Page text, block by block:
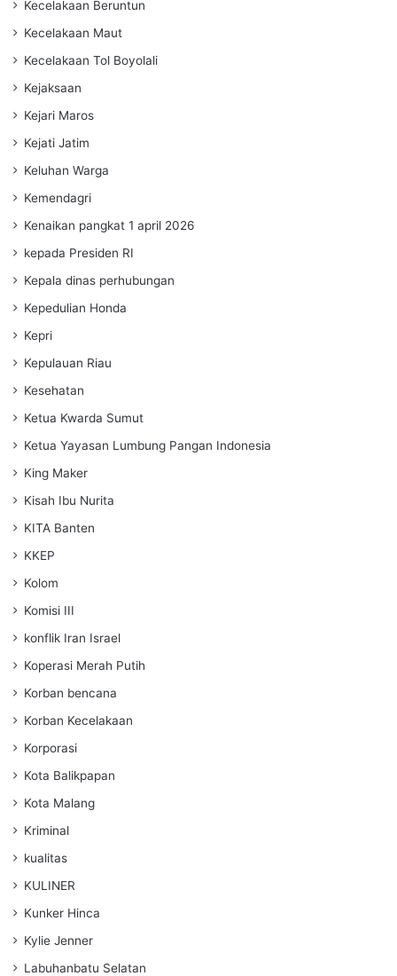
Kecelakaan Beruntun
Kecelakaan Maut
Kecelakaan Tol Boyolali
Kejaksaan
Kejari Maros
Kejati Jatim
Keluhan Warga
Kemendagri
Kenaikan pangkat 1 april 2026
kepada Presiden RI
Kepala dinas perhubungan
Kepedulian Honda
Kepri
Kepulauan Riau
Kesehatan
Ketua Kwarda Sumut
Ketua Yayasan Lumbung Pangan Indonesia
King Maker
Kisah Ibu Nurita
KITA Banten
KKEP
Kolom
Komisi III
konflik Iran Israel
Koperasi Merah Putih
Korban bencana
Korban Kecelakaan
Korporasi
Kota Balikpapan
Kota Malang
Kriminal
kualitas
KULINER
Kunker Hinca
Kylie Jenner
Labuhanbatu Selatan